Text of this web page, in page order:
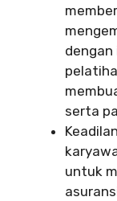
dengan
serta
untuk